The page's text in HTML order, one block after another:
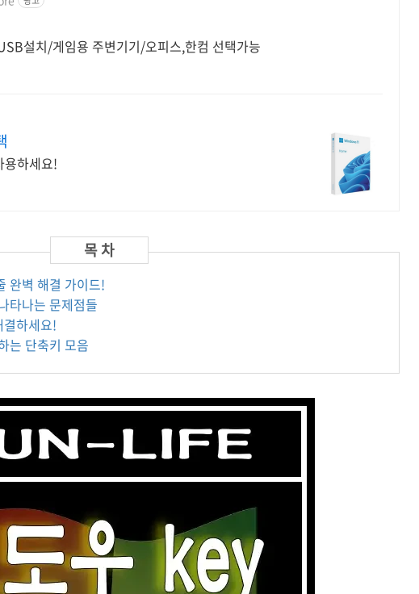
설치/게임용 주변기기/오피스,한컴 선택가능
용하세요!
완벽 해결 가이드!
타나는 문제점들
결하세요!
는 단축키 모음